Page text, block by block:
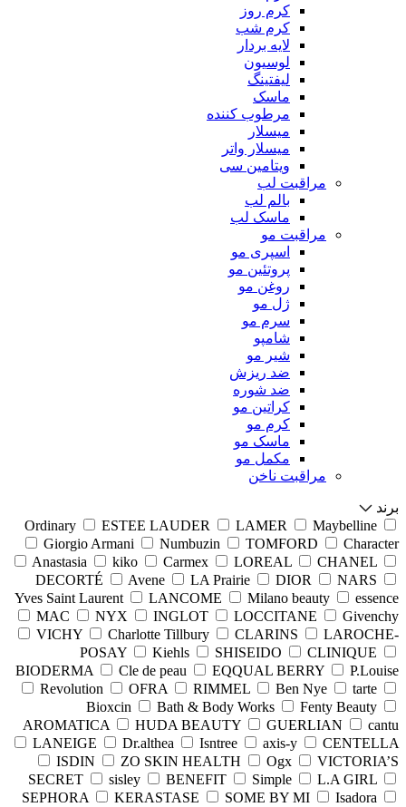
کرم روز
کرم شب
لایه بردار
لوسیون
لیفتینگ
ماسک
مرطوب کننده
میسلار
میسلار واتر
ویتامین سی
مراقبت لب
بالم لب
ماسک لب
مراقبت مو
اسپری مو
پروتئین مو
روغن مو
ژل مو
سرم مو
شامپو
شیر مو
ضد ریزش
ضد شوره
کراتین مو
کرم مو
ماسک مو
مکمل مو
مراقبت ناخن
برند
Ordinary
ESTEE LAUDER LAMER
Maybelline
Giorgio Armani
Numbuzin TOMFORD
Character
Anastasia
kiko Carmex LOREAL
CHANEL
DECORTÉ
Avene LA Prairie DIOR
NARS
Yves Saint Laurent
LANCOME Milano beauty
essence
MAC
NYX INGLOT LOCCITANE
Givenchy
VICHY
Charlotte Tillbury CLARINS
LAROCHE-
POSAY
Kiehls SHISEIDO
CLINIQUE
BIODERMA
Cle de peau EQQUAL BERRY
P.Louise
Revolution
OFRA RIMMEL Ben Nye
tarte
Bioxcin
Bath & Body Works
Fenty Beauty
AROMATICA
HUDA BEAUTY GUERLIAN
cantu
LANEIGE
Dr.althea Isntree axis-y
CENTELLA
ISDIN
ZO SKIN HEALTH Ogx
VICTORIA’S
SECRET
sisley BENEFIT Simple
L.A GIRL
SEPHORA
KERASTASE SOME BY MI
Isadora